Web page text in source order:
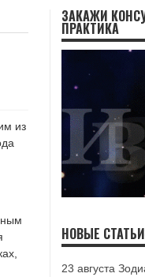
из
ЗАКАЖИ
ПРАКТИКА
НОВЫЕ
23 августа